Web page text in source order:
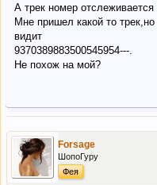
А трек номер отслеживается
Мне пришел какой то
видит
9370389883500545954---.
Не похож на мой?
Forsage
ШопоГуру
Фея